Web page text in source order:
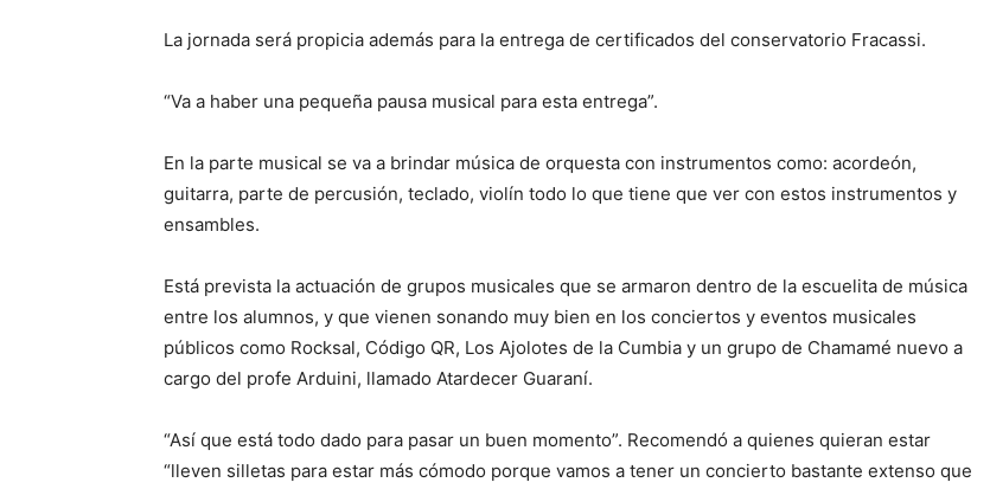
La jornada será propicia además para la entrega de certificados del conservatorio Fracassi.
“Va a haber una pequeña pausa musical para esta entrega”.
En la parte musical se va a brindar música de orquesta con instrumentos como: acordeón,
guitarra, parte de percusión, teclado, violín todo lo que tiene que ver con estos instrumentos y
ensambles.
Está prevista la actuación de grupos musicales que se armaron dentro de la escuelita de música
entre los alumnos, y que vienen sonando muy bien en los conciertos y eventos musicales
públicos como Rocksal, Código QR, Los Ajolotes de la Cumbia y un grupo de Chamamé nuevo a
cargo del profe Arduini, llamado Atardecer Guaraní.
“Así que está todo dado para pasar un buen momento”. Recomendó a quienes quieran estar
“lleven silletas para estar más cómodo porque vamos a tener un concierto bastante extenso que